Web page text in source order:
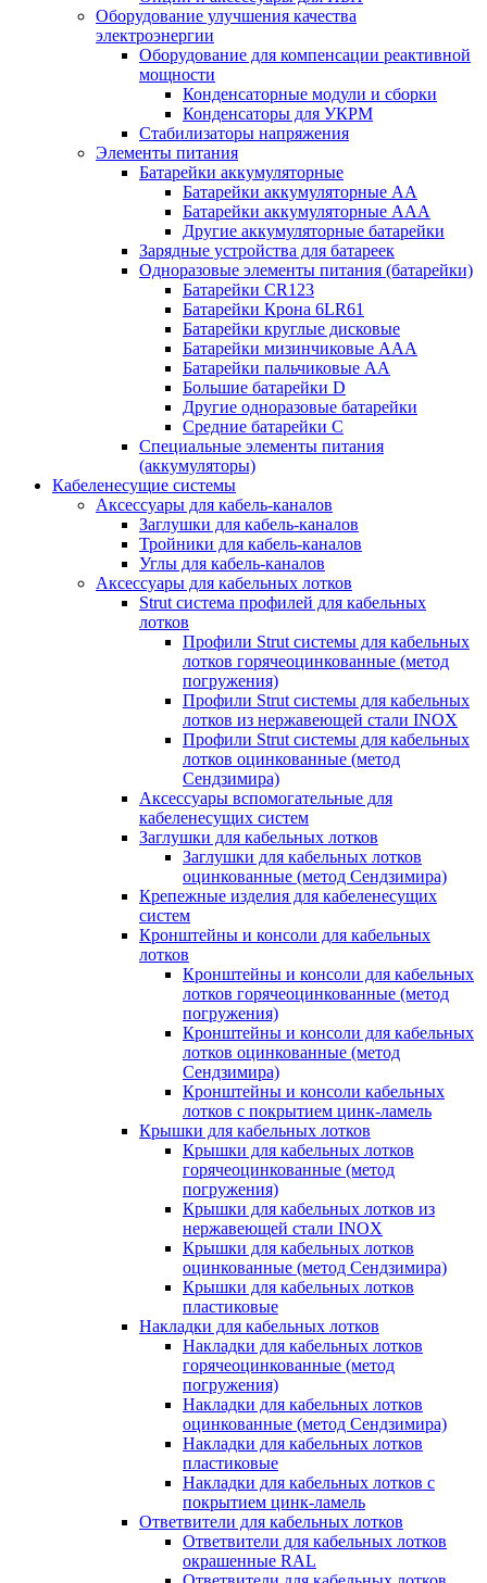
Оборудование улучшения качества
электроэнергии
Оборудование для компенсации реактивной
мощности
Конденсаторные модули и сборки
Конденсаторы для УКРМ
Стабилизаторы напряжения
Элементы питания
Батарейки аккумуляторные
Батарейки аккумуляторные АА
Батарейки аккумуляторные ААА
Другие аккумуляторные батарейки
Зарядные устройства для батареек
Одноразовые элементы питания (батарейки)
Батарейки CR123
Батарейки Крона 6LR61
Батарейки круглые дисковые
Батарейки мизинчиковые ААА
Батарейки пальчиковые АА
Большие батарейки D
Другие одноразовые батарейки
Средние батарейки C
Специальные элементы питания
(аккумуляторы)
Кабеленесущие системы
Аксессуары для кабель-каналов
Заглушки для кабель-каналов
Тройники для кабель-каналов
Углы для кабель-каналов
Аксессуары для кабельных лотков
Strut система профилей для кабельных
лотков
Профили Strut системы для кабельных
лотков горячеоцинкованные (метод
погружения)
Профили Strut системы для кабельных
лотков из нержавеющей стали INOX
Профили Strut системы для кабельных
лотков оцинкованные (метод
Сендзимира)
Аксессуары вспомогательные для
кабеленесущих систем
Заглушки для кабельных лотков
Заглушки для кабельных лотков
оцинкованные (метод Сендзимира)
Крепежные изделия для кабеленесущих
систем
Кронштейны и консоли для кабельных
лотков
Кронштейны и консоли для кабельных
лотков горячеоцинкованные (метод
погружения)
Кронштейны и консоли для кабельных
лотков оцинкованные (метод
Сендзимира)
Кронштейны и консоли кабельных
лотков с покрытием цинк-ламель
Крышки для кабельных лотков
Крышки для кабельных лотков
горячеоцинкованные (метод
погружения)
Крышки для кабельных лотков из
нержавеющей стали INOX
Крышки для кабельных лотков
оцинкованные (метод Сендзимира)
Крышки для кабельных лотков
пластиковые
Накладки для кабельных лотков
Накладки для кабельных лотков
горячеоцинкованные (метод
погружения)
Накладки для кабельных лотков
оцинкованные (метод Сендзимира)
Накладки для кабельных лотков
пластиковые
Накладки для кабельных лотков с
покрытием цинк-ламель
Ответвители для кабельных лотков
Ответвители для кабельных лотков
окрашенные RAL